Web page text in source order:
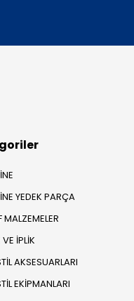
YEDEK PARÇA
MALZEMELER
İPLİK
AKSESUARLARI
EKİPMANLARI